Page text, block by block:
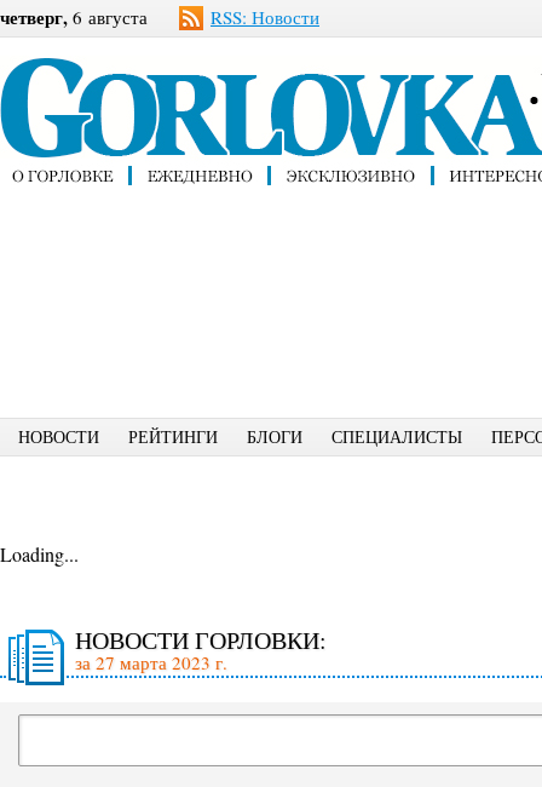
четверг, 6 августа RSS: Новости
НОВОСТИ РЕЙТИНГИ БЛОГИ СПЕЦИАЛИСТЫ
Loading...
НОВОСТИ ГОРЛОВКИ:
за 27 марта 2023 г.